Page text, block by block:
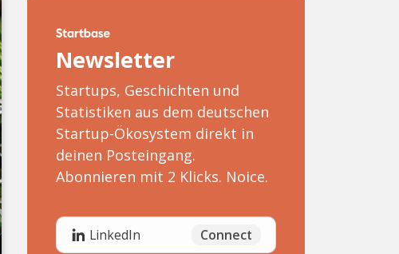
Newsletter
Startups, Geschichten und
Statistiken aus dem deutschen
Startup-Ökosystem direkt in
deinen Posteingang.
Abonnieren mit 2 Klicks. Noice.
LinkedIn Connect